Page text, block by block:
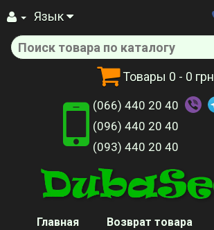
Язык
Товары 0 - 0 грн
(066) 440 20 40
(096) 440 20 40
(093) 440 20 40
Главная Возврат товара